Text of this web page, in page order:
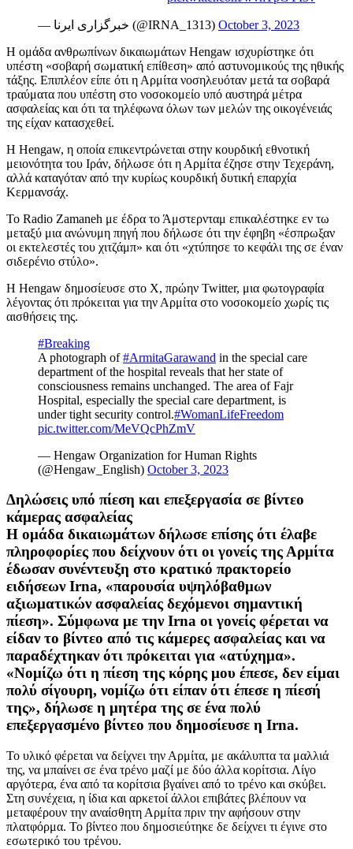
— خبرگزاری ایرنا (@IRNA_1313) October 3, 2023
Η ομάδα ανθρωπίνων δικαιωμάτων Hengaw ισχυρίστηκε ότι
υπέστη «σοβαρή σωματική επίθεση» από αστυνομικούς της ηθικής
τάξης. Επιπλέον είπε ότι η Αρμίτα νοσηλευόταν μετά τα σοβαρά
τραύματα που υπέστη στο νοσοκομείο υπό αυστηρά μέτρα
ασφαλείας και ότι τα τηλέφωνα όλων των μελών της οικογένειάς
της είχαν κατασχεθεί.
Η Hengaw, η οποία επικεντρώνεται στην κουρδική εθνοτική
μειονότητα του Ιράν, δήλωσε ότι η Αρμίτα έζησε στην Τεχεράνη,
αλλά καταγόταν από την κυρίως κουρδική δυτική επαρχία
Κερμανσάχ.
Το Radio Zamaneh με έδρα το Άμστερνταμ επικαλέστηκε εν τω
μεταξύ μια ανώνυμη πηγή που δήλωσε ότι την έφηβη «έσπρωξαν
οι εκτελεστές του χιτζάμπ» και ότι «χτύπησε το κεφάλι της σε έναν
σιδερένιο στύλο».
Η Hengaw δημοσίευσε στο X, πρώην Twitter, μια φωτογραφία
λέγοντας ότι πρόκειται για την Αρμίτα στο νοσοκομείο χωρίς τις
αισθήσεις της.
#Breaking
A photograph of#ArmitaGarawand in the special care
department of the hospital reveals that her state of
consciousness remains unchanged. The area of Fajr
Hospital, especially the special care department, is
under tight security control.#WomanLifeFreedom
pic.twitter.com/MeVQcPhZmV
— Hengaw Organization for Human Rights
(@Hengaw_English) October 3, 2023
Δηλώσεις υπό πίεση και επεξεργασία σε βίντεο
κάμερας ασφαλείας
Η ομάδα δικαιωμάτων δήλωσε επίσης ότι έλαβε
πληροφορίες που δείχνουν ότι οι γονείς της Αρμίτα
έδωσαν συνέντευξη στο κρατικό πρακτορείο
ειδήσεων Irna, «παρουσία υψηλόβαθμων
αξιωματικών ασφαλείας δεχόμενοι σημαντική
πίεση». Σύμφωνα με την Irna οι γονείς φέρεται να
είδαν το βίντεο από τις κάμερες ασφαλείας και να
παραδέχτηκαν ότι πρόκειται για «ατύχημα».
«Νομίζω ότι η πίεση της κόρης μου έπεσε, δεν είμαι
πολύ σίγουρη, νομίζω ότι είπαν ότι έπεσε η πίεσή
της», δήλωσε η μητέρα της σε ένα πολύ
επεξεργασμένο βίντεο που δημοσίευσε η Irna.
Το υλικό φέρεται να δείχνει την Αρμίτα, με ακάλυπτα τα μαλλιά
της, να μπαίνει σε ένα τρένο μαζί με δύο άλλα κορίτσια. Λίγο
αργότερα, ένα από τα κορίτσια βγαίνει από το τρένο και σκύβει.
Στη συνέχεια, η ίδια και αρκετοί άλλοι επιβάτες βλέπουν να
μεταφέρουν την αναίσθητη Αρμίτα πριν την αφήσουν στην
πλατφόρμα. Το βίντεο που δημοσιεύτηκε δε δείχνει τι έγινε στο
εσωτερικό του τρένου.